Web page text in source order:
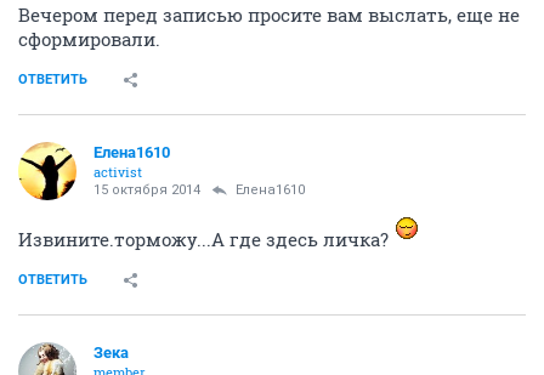
Вечером перед записью просите вам выслать, еще не
сформировали.
ОТВЕТИТЬ
Елена1610
activist
15 октября 2014 Елена1610
Извините.торможу...А где здесь личка?
ОТВЕТИТЬ
Зека